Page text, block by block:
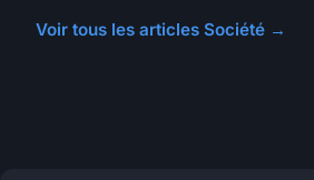
Voir tous les articles Société →